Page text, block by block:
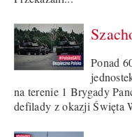
Ponad
na terenie 1 Brygady
defilady z okazji Święta